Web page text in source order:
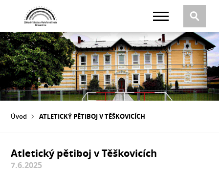
Úvod ATLETICKÝ PĚTIBOJ V TĚŠKOVICÍCH
Atletický pětiboj v Těškovicích
7.6.2025